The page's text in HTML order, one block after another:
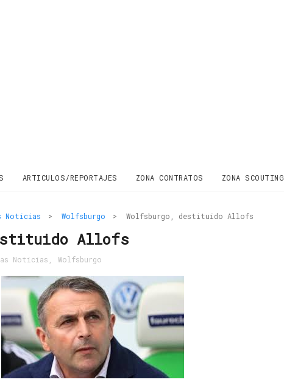
ARTICULOS/REPORTAJES ZONA CONTRATOS ZONA SCOUTING
Noticias > Wolfsburgo > Wolfsburgo, destituido Allofs
Allofs
Noticias Wolfsburgo